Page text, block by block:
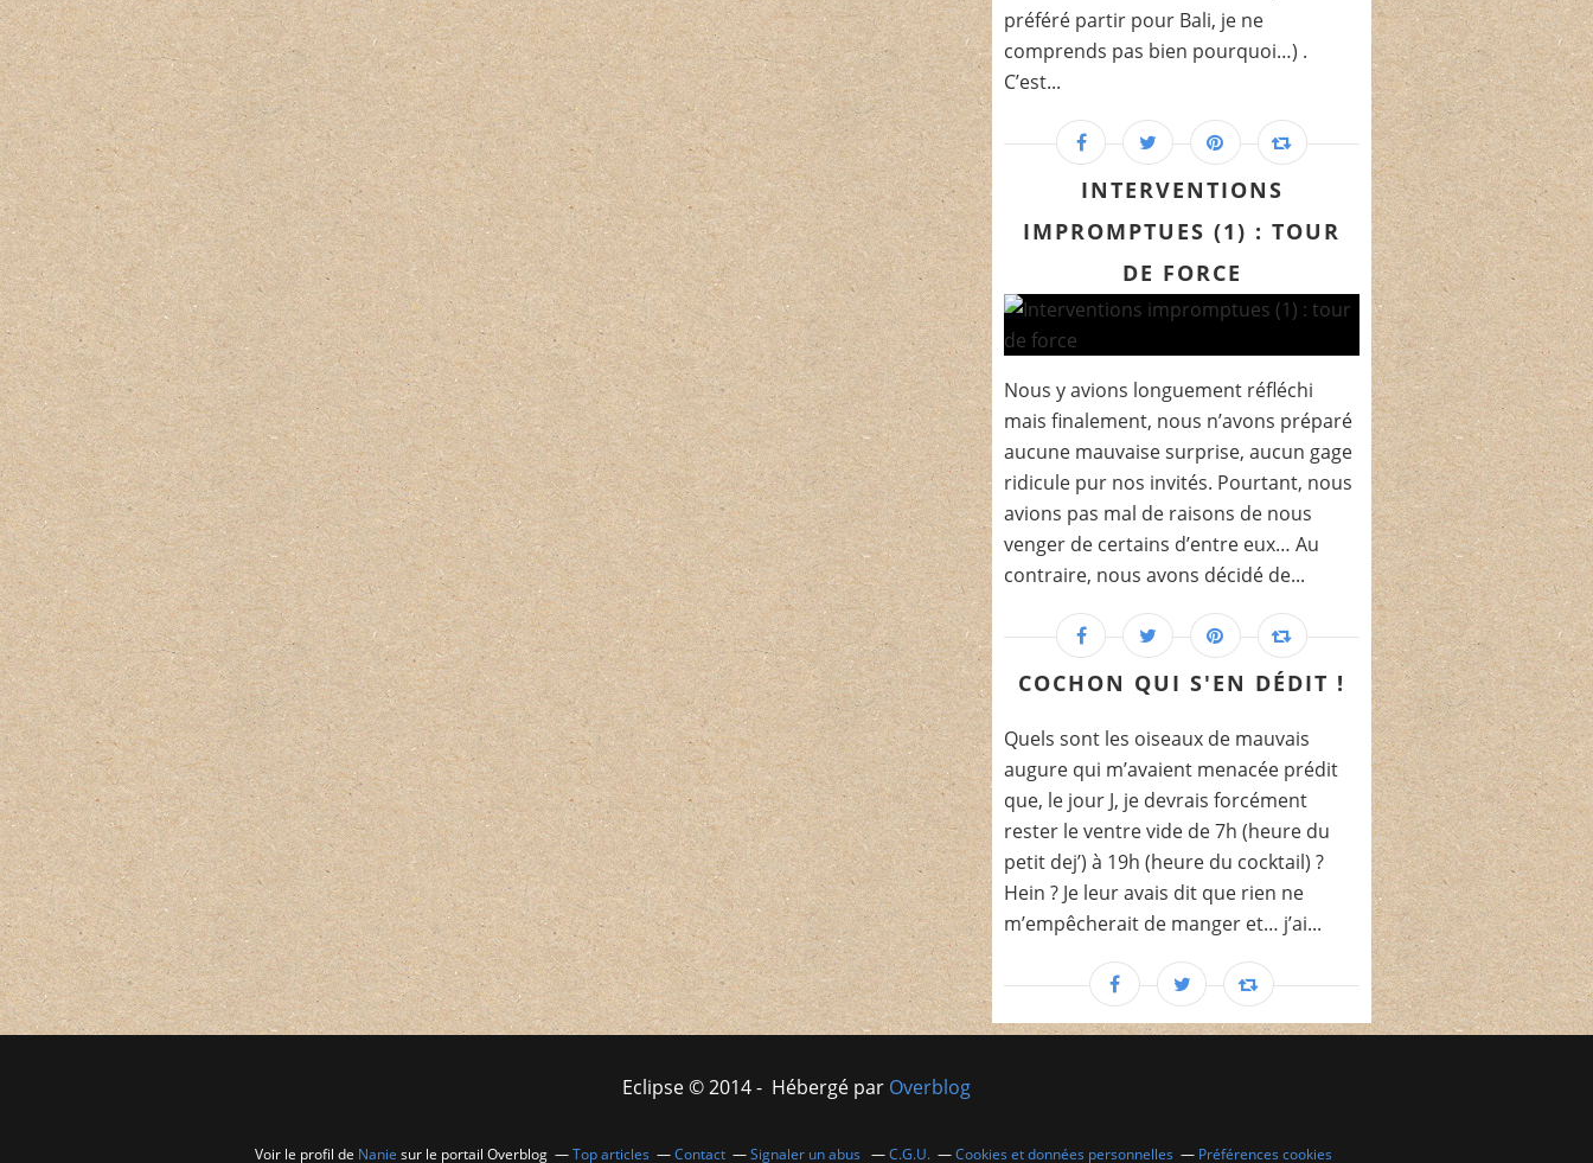
préféré partir pour Bali, je ne
comprends pas bien pourquoi…) .
C’est...
INTERVENTIONS
IMPROMPTUES (1) : TOUR
DE FORCE
Nous y avions longuement réfléchi
mais finalement, nous n’avons préparé
aucune mauvaise surprise, aucun gage
ridicule pur nos invités. Pourtant, nous
avions pas mal de raisons de nous
venger de certains d’entre eux… Au
contraire, nous avons décidé de...
COCHON QUI S'EN DÉDIT !
Quels sont les oiseaux de mauvais
augure qui m’avaient menacée prédit
que, le jour J, je devrais forcément
rester le ventre vide de 7h (heure du
petit dej’) à 19h (heure du cocktail) ?
Hein ? Je leur avais dit que rien ne
m’empêcherait de manger et… j’ai...
Eclipse © 2014 - Hébergé par Overblog
Voir le profil de Nanie sur le portail Overblog Top articles Contact Signaler un abus C.G.U. Cookies et données personnelles Préférences cookies